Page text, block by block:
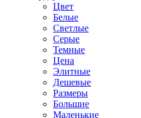
Цвет
Белые
Светлые
Серые
Темные
Цена
Элитные
Дешевые
Размеры
Большие
Маленькие